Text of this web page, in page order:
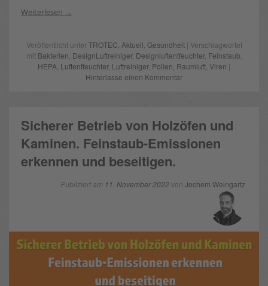
Weiterlesen
Veröffentlicht unterTROTEC Aktuell Gesundheit| Verschlagwortet
mit Bakterien DesignLuftreiniger, Designluftentfeuchter, Feinstaub
HEPA Luftentfeuchter, Luftreiniger, Pollen Raumluft Viren |
Hinterlasse einen Kommentar
Sicherer Betrieb von Holzöfen und
Kaminen. Feinstaub-Emissionen
erkennen und beseitigen.
Publiziert am 11. November 2022von Jochem Weingartz